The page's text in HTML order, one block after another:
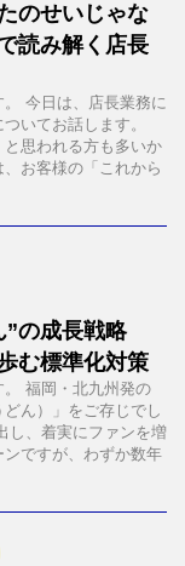
のせいじゃな
読み解く店長
今日は、店長業務に
いてお話します。
思われる方も多いか
お客様の「これから
”の成長戦略
む標準化対策
福岡・北九州発の
どん）」をご存じでし
し、着実にファンを増
ですが、わずか数年